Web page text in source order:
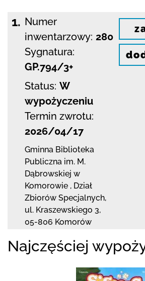
1. Numer
inwentarzowy: 280
Sygnatura:
GP.794/3+
Status: W
wypożyczeniu
Termin zwrotu:
2026/04/17
Gminna Biblioteka
Publiczna im. M.
Dąbrowskiej w
Komorowie , Dział
Zbiorów Specjalnych,
ul. Kraszewskiego 3,
05-806 Komorów
Najczęściej